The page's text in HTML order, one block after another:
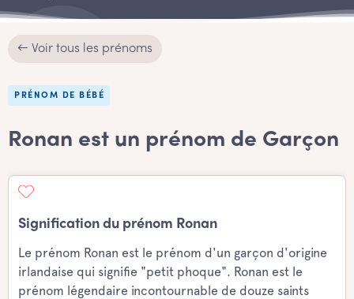
← Voir tous les prénoms
PRÉNOM DE BÉBÉ
Ronan est un prénom de Garçon
Signification du prénom Ronan
Le prénom Ronan est le prénom d'un garçon d'origine
irlandaise qui signifie "petit phoque". Ronan est le
prénom légendaire incontournable de douze saints